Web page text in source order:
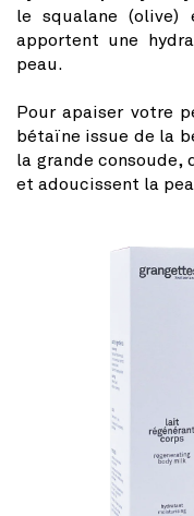
le squalane (olive)
apportent une
peau.
Pour apaiser votre
bétaïne issue de la
la grande
et adoucissent la